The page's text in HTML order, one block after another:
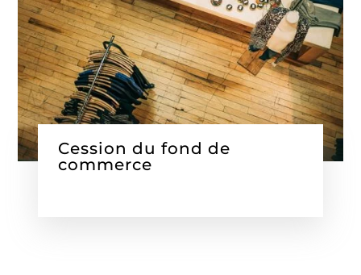
Cession du fond de
commerce